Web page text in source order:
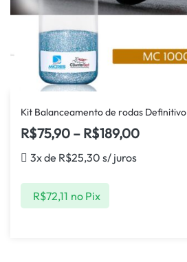
Kit Balanceamento de rodas Definitivo
R$75,90 – R$189,00
3x de R$25,30 s/ juros
R$72,11 no Pix